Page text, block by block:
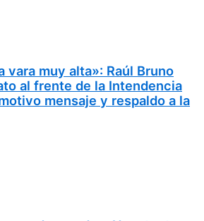
vara muy alta»: Raúl Bruno
al frente de la Intendencia
mensaje y respaldo a la